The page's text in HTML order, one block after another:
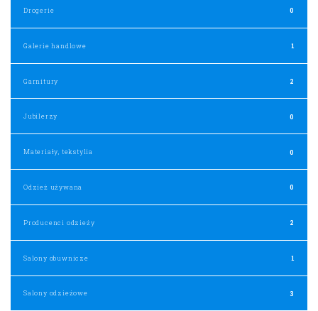
Drogerie 0
Galerie handlowe 1
Garnitury 2
Jubilerzy 0
Materiały, tekstylia 0
Odzież używana 0
Producenci odzieży 2
Salony obuwnicze 1
Salony odzieżowe 3